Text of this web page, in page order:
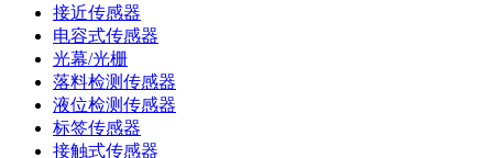
接近传感器
电容式传感器
光幕/光栅
落料检测传感器
液位检测传感器
标签传感器
接触式传感器